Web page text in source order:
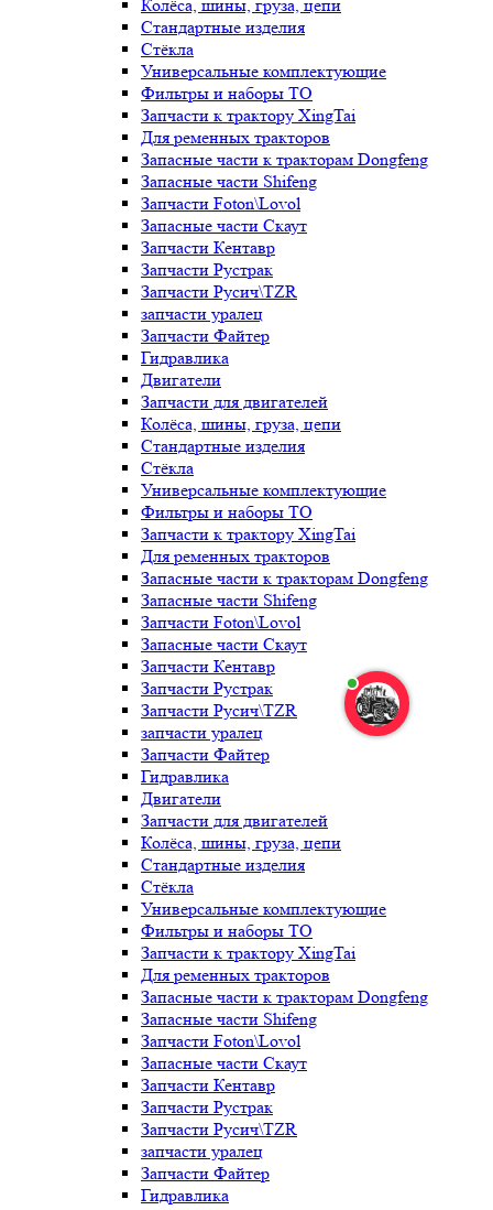
Колёса, шины, груза, цепи
Стандартные изделия
Стёкла
Универсальные комплектующие
Фильтры и наборы ТО
Запчасти к трактору XingTai
Для ременных тракторов
Запасные части к тракторам Dongfeng
Запасные части Shifeng
Запчасти Foton\Lovol
Запасные части Скаут
Запчасти Кентавр
Запчасти Рустрак
Запчасти Русич\TZR
запчасти уралец
Запчасти Файтер
Гидравлика
Двигатели
Запчасти для двигателей
Колёса, шины, груза, цепи
Стандартные изделия
Стёкла
Универсальные комплектующие
Фильтры и наборы ТО
Запчасти к трактору XingTai
Для ременных тракторов
Запасные части к тракторам Dongfeng
Запасные части Shifeng
Запчасти Foton\Lovol
Запасные части Скаут
Запчасти Кентавр
Запчасти Рустрак
Запчасти Русич\TZR
запчасти уралец
Запчасти Файтер
Гидравлика
Двигатели
Запчасти для двигателей
Колёса, шины, груза, цепи
Стандартные изделия
Стёкла
Универсальные комплектующие
Фильтры и наборы ТО
Запчасти к трактору XingTai
Для ременных тракторов
Запасные части к тракторам Dongfeng
Запасные части Shifeng
Запчасти Foton\Lovol
Запасные части Скаут
Запчасти Кентавр
Запчасти Рустрак
Запчасти Русич\TZR
запчасти уралец
Запчасти Файтер
Гидравлика